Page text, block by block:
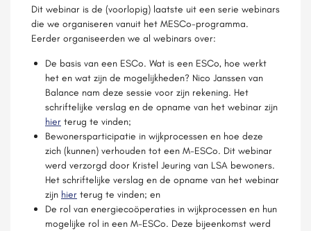
Dit webinar is de (voorlopig) laatste uit een serie webinars
die we organiseren vanuit het MESCo-programma.
Eerder organiseerden we al webinars over:
De basis van een ESCo. Wat is een ESCo, hoe werkt
het en wat zijn de mogelijkheden? Nico Janssen van
Balance nam deze sessie voor zijn rekening. Het
schriftelijke verslag en de opname van het webinar zijn
hier terug te vinden;
Bewonersparticipatie in wijkprocessen en hoe deze
zich (kunnen) verhouden tot een M-ESCo. Dit webinar
werd verzorgd door Kristel Jeuring van LSA bewoners.
Het schriftelijke verslag en de opname van het webinar
zijn hier terug te vinden; en
De rol van energiecoöperaties in wijkprocessen en hun
mogelijke rol in een M-ESCo. Deze bijeenkomst werd